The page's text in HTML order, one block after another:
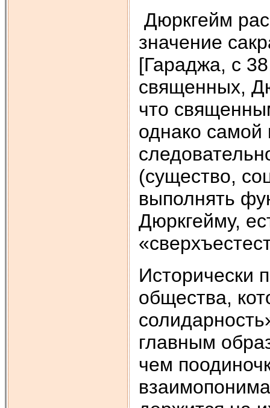
Дюркгейм
значение
[Гараджа, с
священных,
что
однако
(существо,
выполнять
Дюркгейму,
Исторически
общества,
главным
чем